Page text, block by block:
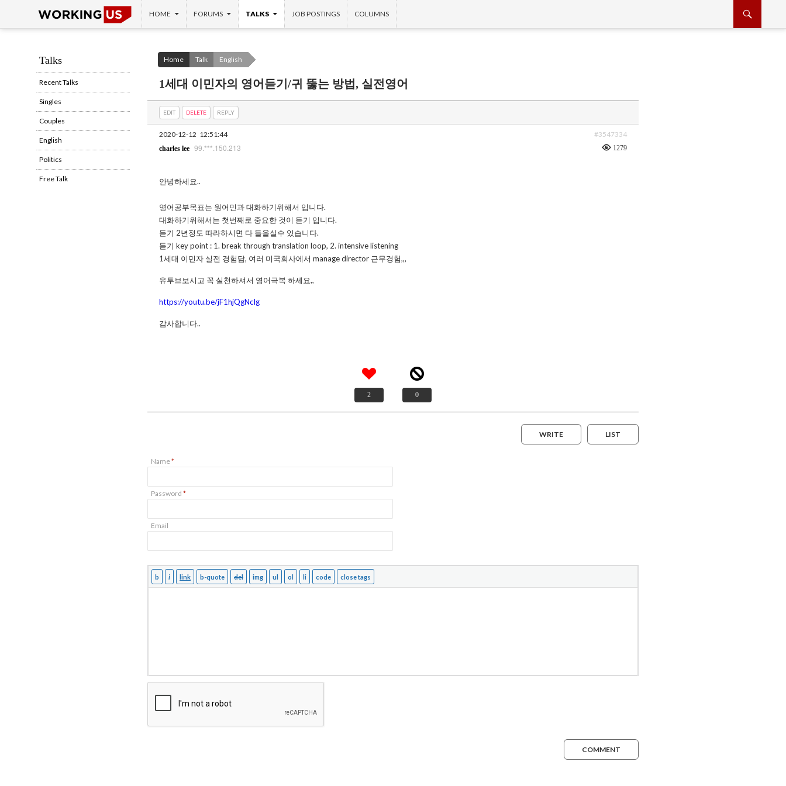
SKIP TO CONTENT
HOME FORUMS TALKS JOB POSTINGS COLUMNS
Home Talk English
1세대 이민자의 영어듣기/귀 뚫는 방법, 실전영어
EDIT DELETE REPLY
2020-12-12 12:51:44 #3547334
charles lee 99.***.150.213 1279
안녕하세요..
영어공부목표는 원어민과 대화하기위해서 입니다.
대화하기위해서는 첫번째로 중요한 것이 듣기 입니다.
듣기 2년정도 따라하시면 다 들을실수 있습니다.
듣기 key point : 1. break through translation loop, 2. intensive listening
1세대 이민자 실전 경험담, 여러 미국회사에서 manage director 근무경험,,,
유투브보시고 꼭 실천하셔서 영어극복 하세요,,
https://youtu.be/jF1hjQgNcIg
감사합니다..
2 0
LIST
WRITE
Name*
Password *
Email
COMMENT
Talks
Recent Talks
Singles
Couples
English
Politics
Free Talk